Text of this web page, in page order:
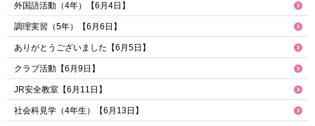
外国語活動（4年）【6月4日】
調理実習（5年）【6月6日】
ありがとうございました【6月5日】
クラブ活動【6月9日】
JR安全教室【6月11日】
社会科見学（4年生）【6月13日】